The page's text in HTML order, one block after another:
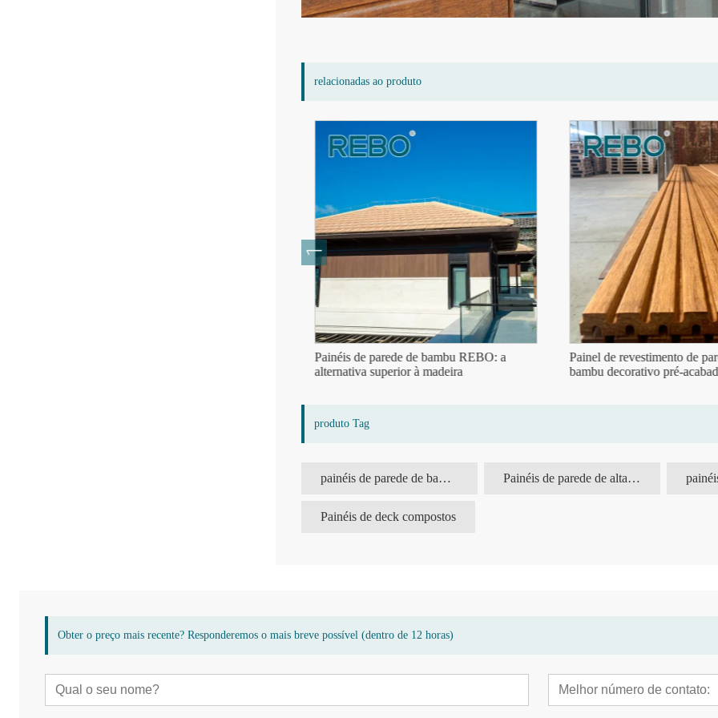
relacionadas ao produto
Painéis de parede de bambu REBO: a
alternativa superior à madeira
Painel de revestimento de
bambu decorativo pré-acabado
produto Tag
painéis de parede de bambu ao ar livre Painéis de parede de alta qualidade para exterior
Painéis de deck compostos
Obter o preço mais recente? Responderemos o mais breve possível (dentro de 12 horas)